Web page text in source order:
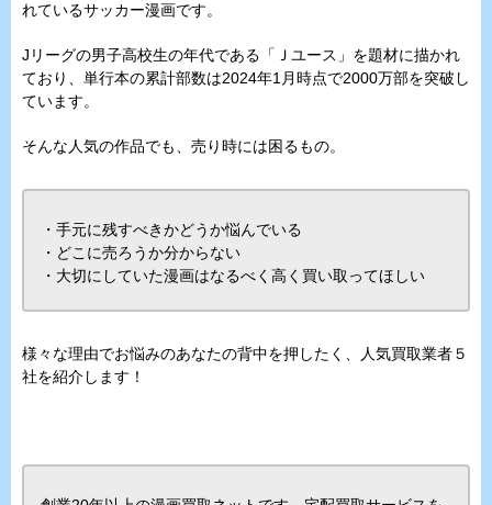
れているサッカー漫画です。
Jリーグの男子高校生の年代である「Ｊユース」を題材に描かれ
ており、単行本の累計部数は2024年1月時点で2000万部を突破し
ています。
そんな人気の作品でも、売り時には困るもの。
・手元に残すべきかどうか悩んでいる
・どこに売ろうか分からない
・大切にしていた漫画はなるべく高く買い取ってほしい
様々な理由でお悩みのあなたの背中を押したく、人気買取業者５
社を紹介します！